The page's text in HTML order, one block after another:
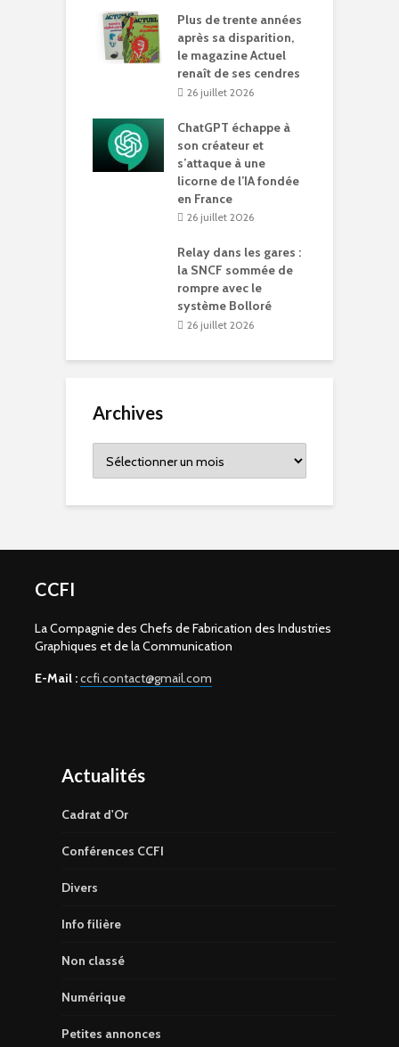
Plus de trente années
après sa disparition,
le magazine Actuel
renaît de ses cendres
26 juillet 2026
ChatGPT échappe à
son créateur et
s’attaque à une
licorne de l’IA fondée
en France
26 juillet 2026
Relay dans les gares :
la SNCF sommée de
rompre avec le
système Bolloré
26 juillet 2026
Archives
CCFI
La Compagnie des Chefs de Fabrication des Industries
Graphiques et de la Communication
E-Mail :ccfi.contact@gmail.com
Actualités
Cadrat d'Or
Conférences CCFI
Divers
Info filière
Non classé
Numérique
Petites annonces